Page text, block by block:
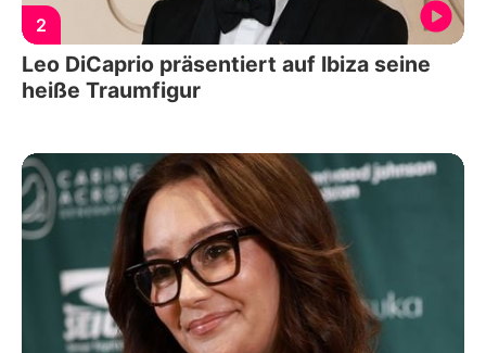
2
Leo DiCaprio präsentiert auf Ibiza seine
heiße Traumfigur